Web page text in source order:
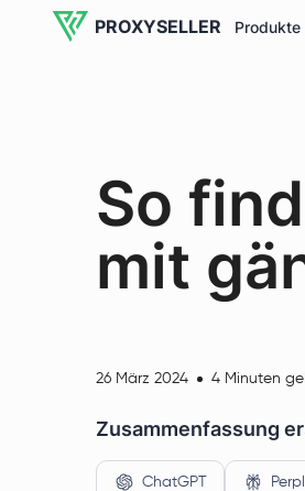
PROXYSELLER Produkte
So
mit
26 März 2024 4 Minuten
Zusammenfassung
ChatGPT